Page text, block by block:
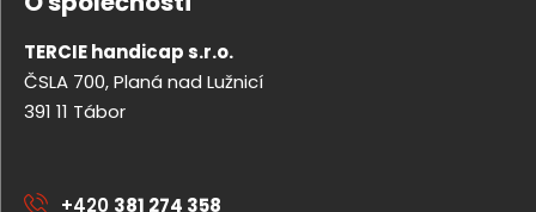
TERCIE handicap s.r.o.
ČSLA 700, Planá nad Lužnicí
391 11 Tábor
+420 381 274 358